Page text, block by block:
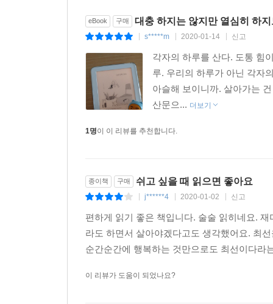
eBook 구매 대충 하지는 않지만 열심히 하
s*****m 2020-01-14 신고
각자의 하루를 산다. 도통 힘
루. 우리의 하루가 아닌 각자
아슬해 보이니까. 살아가는
산문으... 더보기
1명이 이 리뷰를 추천합니다.
종이책 구매 쉬고 싶을 때 읽으면 좋아요
j******4 2020-01-02 신고
편하게 읽기 좋은 책입니다. 술술 읽히네요.
라도 하면서 살아야겠다고도 생각했어요. 최
순간순간에 행복하는 것만으로도 최선이다
이 리뷰가 도움이 되었나요?